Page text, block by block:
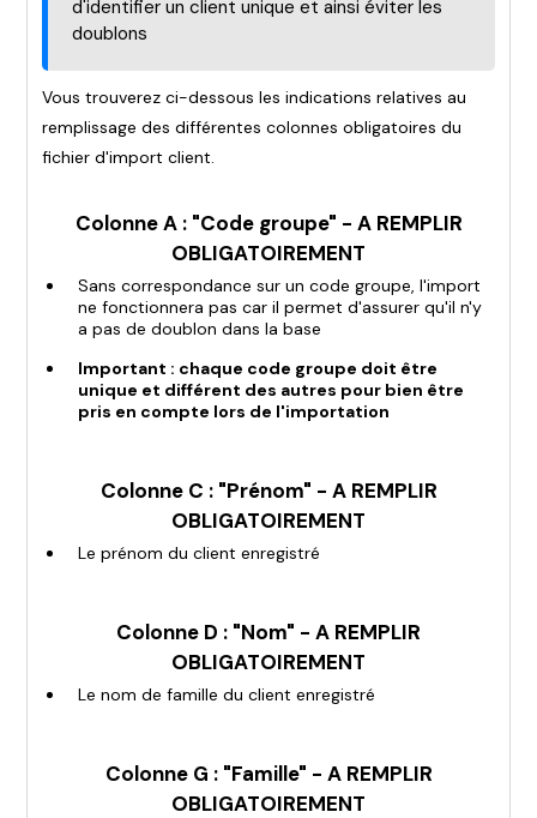
d'identifier un client unique et ainsi éviter les
doublons
Vous trouverez ci-dessous les indications relatives au
remplissage des différentes colonnes obligatoires du
fichier d'import client.
Colonne A : "Code groupe" - A REMPLIR
OBLIGATOIREMENT
Sans correspondance sur un code groupe, l'import
ne fonctionnera pas car il permet d'assurer qu'il n'y
a pas de doublon dans la base
Important : chaque code groupe doit être
unique et différent des autres pour bien être
pris en compte lors de l'importation
Colonne C : "Prénom" - A REMPLIR
OBLIGATOIREMENT
Le prénom du client enregistré
Colonne D : "Nom" - A REMPLIR
OBLIGATOIREMENT
Le nom de famille du client enregistré
Colonne G : "Famille" - A REMPLIR
OBLIGATOIREMENT